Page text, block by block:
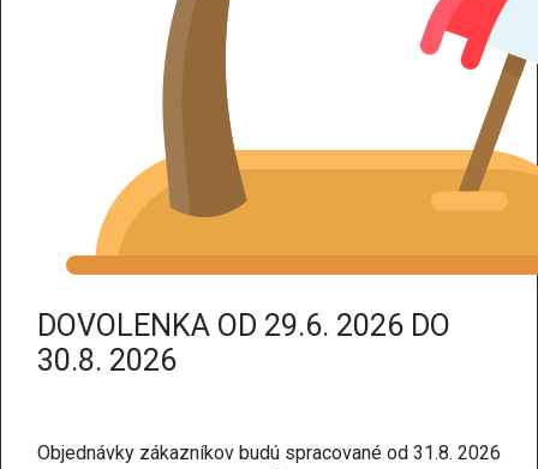
Dodáváme aj na Slovensko! Platcom
DPH dodáme tovar bez DPH.
Osobné a SUV
LANDSAIL RAPIDDRAGON XL
205/55 R16 94W
DOVOLENKA OD 29.6. 2026 DO
30.8. 2026
Objednávky zákazníkov budú spracované od 31.8. 2026